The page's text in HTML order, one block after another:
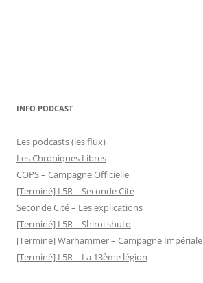
INFO PODCAST
Les podcasts (les flux)
Les Chroniques Libres
COPS – Campagne Officielle
[Terminé] L5R – Seconde Cité
Seconde Cité – Les explications
[Terminé] L5R – Shiroi shuto
[Terminé] Warhammer – Campagne Impériale
[Terminé] L5R – La 13ème légion